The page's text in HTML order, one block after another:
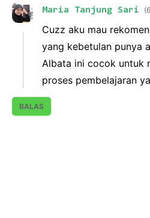
Maria Tanjung Sari
Cuzz aku mau
yang kebetulan punya
Albata ini cocok untuk
proses pembelajaran ya
BALAS